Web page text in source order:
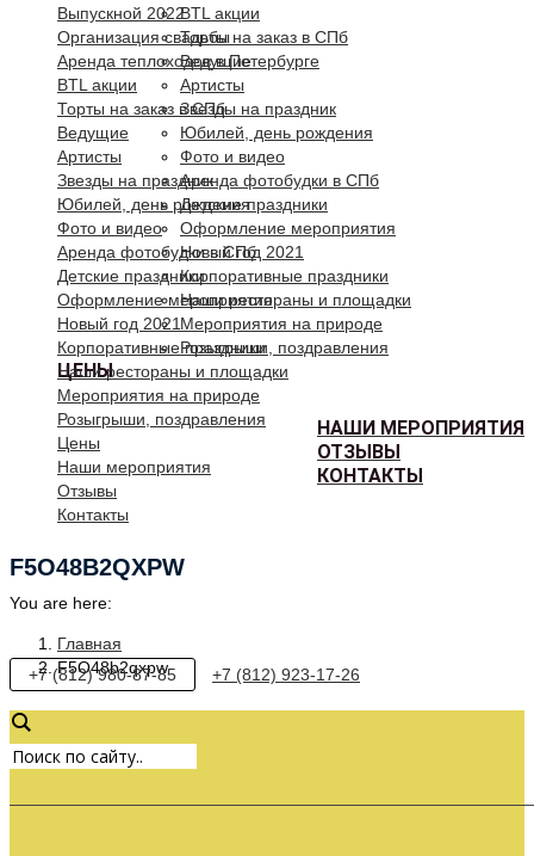
BTL акции
Торты на заказ в СПб
Ведущие
Артисты
Звезды на праздник
Юбилей, день рождения
Фото и видео
Аренда фотобудки в СПб
Детские праздники
Оформление мероприятия
Новый год 2021
Корпоративные праздники
Наши рестораны и площадки
Мероприятия на природе
Розыгрыши, поздравления
ЦЕНЫ
НАШИ МЕРОПРИЯТИЯ
ОТЗЫВЫ
КОНТАКТЫ
Выпускной 2022
Организация свадьбы
Аренда теплоходов в Петербурге
BTL акции
Торты на заказ в СПб
Ведущие
Артисты
Звезды на праздник
Юбилей, день рождения
Фото и видео
Аренда фотобудки в СПб
Детские праздники
Оформление мероприятия
Новый год 2021
Корпоративные праздники
Наши рестораны и площадки
Мероприятия на природе
Розыгрыши, поздравления
Цены
Наши мероприятия
Отзывы
Контакты
F5O48B2QXPW
You are here:
Главная
F5O48b2qxpw
+7 (812) 980-87-85 +7 (812) 923-17-26